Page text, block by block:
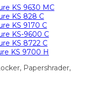
KS 9630 MC
KS 828 C
KS 9170 C
KS-9600 C
KS 8722 C
KS 9700 H
Papershrader,